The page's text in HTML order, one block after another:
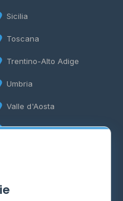
Sicilia
Toscana
Trentino-Alto Adige
Umbria
Valle d'Aosta
Veneto